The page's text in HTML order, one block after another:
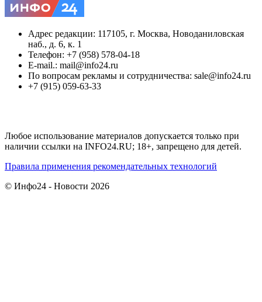
Адрес редакции: 117105, г. Москва, Новоданиловская
наб., д. 6, к. 1
Телефон: +7 (958) 578-04-18
E-mail.: mail@info24.ru
По вопросам рекламы и сотрудничества: sale@info24.ru
+7 (915) 059-63-33
Любое использование материалов допускается только при
наличии ссылки на INFO24.RU; 18+, запрещено для детей.
Правила применения рекомендательных технологий
© Инфо24 - Новости 2026